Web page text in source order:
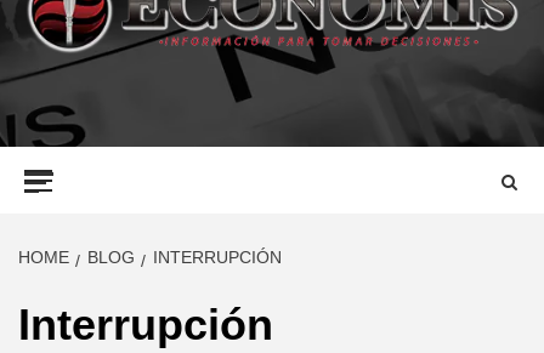
ECONOMIS
INFORMACIÓN PARA TOMAR DECISIONES
HOME BLOG INTERRUPCIÓN
Interrupción